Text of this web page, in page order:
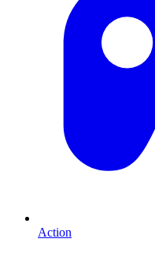
Action